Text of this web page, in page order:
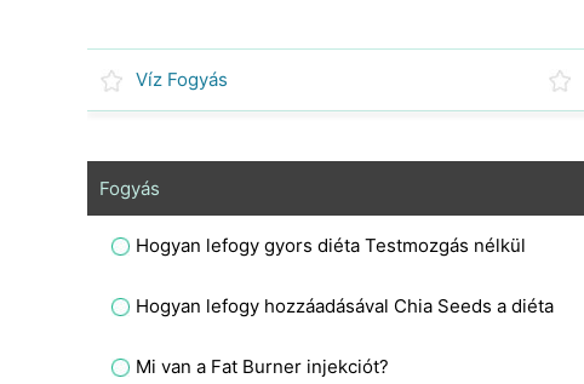
Víz Fogyás
Fogyás
Hogyan lefogy gyors diéta Testmozgás nélkül
Hogyan lefogy hozzáadásával Chia Seeds a diéta
Mi van a Fat Burner injekciót?